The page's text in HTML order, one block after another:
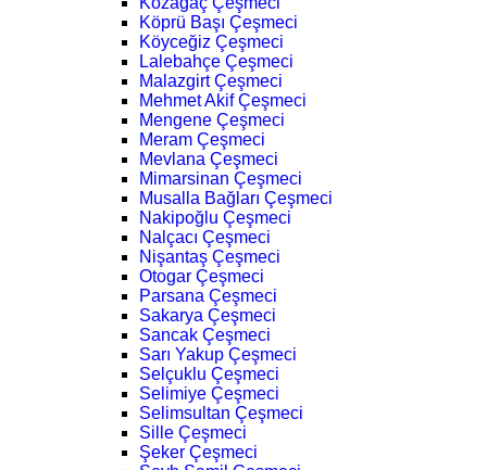
Köprü Başı Çeşmeci
Köyceğiz Çeşmeci
Lalebahçe Çeşmeci
Malazgirt Çeşmeci
Mehmet Akif Çeşmeci
Mengene Çeşmeci
Meram Çeşmeci
Mevlana Çeşmeci
Mimarsinan Çeşmeci
Musalla Bağları Çeşmeci
Nakipoğlu Çeşmeci
Nalçacı Çeşmeci
Nişantaş Çeşmeci
Otogar Çeşmeci
Parsana Çeşmeci
Sakarya Çeşmeci
Sancak Çeşmeci
Sarı Yakup Çeşmeci
Selçuklu Çeşmeci
Selimiye Çeşmeci
Selimsultan Çeşmeci
Sille Çeşmeci
Şeker Çeşmeci